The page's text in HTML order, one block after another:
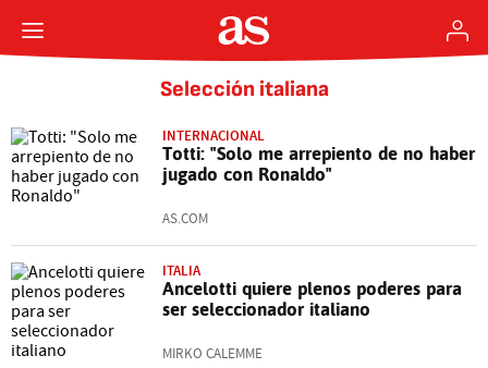
Selección italiana
INTERNACIONAL
Totti: "Solo me arrepiento de no haber
jugado con Ronaldo"
AS.COM
ITALIA
Ancelotti quiere plenos poderes para
ser seleccionador italiano
MIRKO CALEMME